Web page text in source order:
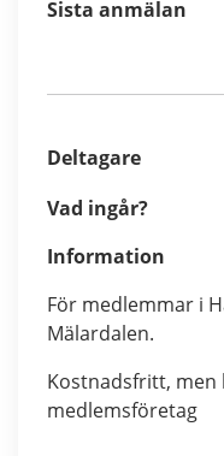
Sista anmälan
Deltagare
Vad ingår?
Information
För medlemmar i
Mälardalen.
Kostnadsfritt,
medlemsföretag